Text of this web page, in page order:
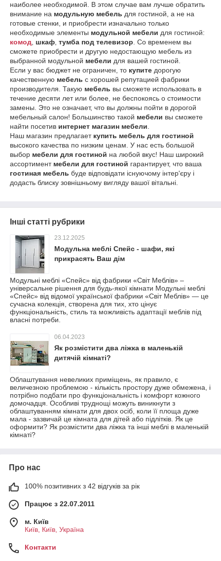
наиболее необходимой. В этом случае вам лучше обратить
внимание на модульную мебель для гостиной, а не на
готовые стенки, и приобрести изначально только
необходимые элементы модульной мебели для гостиной:
комод шкаф тумба под телевизор . Со временем вы
сможете приобрести и другую недостающую мебель из
выбранной модульной мебели для вашей гостиной.
Если у вас бюджет не ограничен, то купите дорогую
качественную мебель с хорошей репутацией фабрики
производителя. Такую мебель вы сможете использовать в
течение десяти лет или более, не беспокоясь о стоимости
замены. Это не означает, что вы должны пойти в дорогой
мебельный салон! Большинство такой мебели вы сможете
найти посетив интернет магазин мебели
Наш магазин предлагает купить мебель для гостиной
высокого качества по низким ценам. У нас есть большой
выбор мебели для гостиной на любой вкус! Наш широкий
ассортимент мебели для гостиной гарантирует, что ваша
гостиная мебель буде відповідати існуючому інтер'єру і
додасть блиску зовнішньому вигляду вашої вітальні.
Інші статті рубрики
23.12.2025
Модульна меблі Спейс - шафи, які
прикрасять Ваш дім
Модульні меблі «Спейс» від фабрики «Світ Меблів» –
універсальне рішення для будь-якої кімнати Модульні меблі
«Спейс» від відомої української фабрики «Світ Меблів» — це
сучасна колекція, створена для тих, хто цінує
функціональність, стиль та можливість адаптації меблів під
власні потреби.
06.04.2023
Як розмістити два ліжка в маленькій
дитячій кімнаті?
Облаштування невеликих приміщень, як правило, є
величезною проблемою - кількість простору дуже обмежена, і
потрібно подбати про функціональність і комфорт кожного
домочадця. Особливі труднощі можуть виникнути з
облаштуванням кімнати для двох осіб, коли її площа дуже
мала - зазвичай це кімната для дітей або підлітків. Як це
оформити? Як розмістити два ліжка та інші меблі в маленькій
кімнаті?
Про нас
100% позитивних з 42 відгуків за рік
Працює з 22.07.2011
м. Київ
Київ, Київ, Україна
Контакти